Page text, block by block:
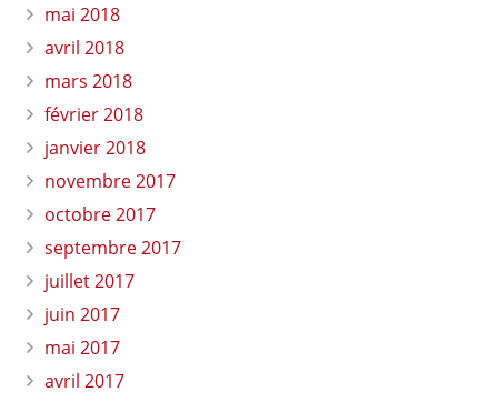
mai 2018
avril 2018
mars 2018
février 2018
janvier 2018
novembre 2017
octobre 2017
septembre 2017
juillet 2017
juin 2017
mai 2017
avril 2017